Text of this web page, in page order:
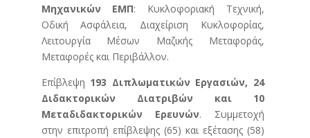
Μηχανικών ΕΜΠ: Κυκλοφοριακή Τεχνική,
Οδική Ασφάλεια, Διαχείριση Κυκλοφορίας,
Λειτουργία Μέσων Μαζικής Μεταφοράς,
Μεταφορές και Περιβάλλον.
Επίβλεψη 193 Διπλωματικών Εργασιών, 24
Διδακτορικών Διατριβών και 10
Μεταδιδακτορικών Ερευνών. Συμμετοχή
στην επιτροπή επίβλεψης (65) και εξέτασης (58)